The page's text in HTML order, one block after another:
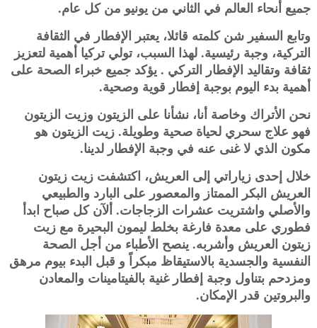
جميع أنحاء العالم في الثاني من يونيو من كل عام. ‏
وتابع السفير شن كلمته قائلا، يعتبر الإفطار في الثقافة
التركية، وجبة رئيسية. لهذا السبب، تولي تركيا أهمية لتعزيز
ثقافة وتقاليد ‏الإفطار التركي‎. ‎‏ يؤكد جميع خبراء الصحة على
أهمية بدء اليوم بوجبة إفطار قوية وصحية‎.‎
نحن الأتراك وخاصة أنا، نشأنا على الزيتون وزيت الزيتون
فهو علاج سحري لحياة صحية وطويلة. زيت الزيتون هو
مكون ‏الذي لا غنى عنه في وجبة الإفطار لدينا.‏
خلال إحدى زياراتي إلى العريش، اكتشفت زيت زيتون
العريش البكر الممتاز والمعصور على البارد والطبيعي
والأصلي ‏واشتريت عشرات الزجاجات. ألآن كل صباح ابدأ
فطوري على معدة فارغة بخلط ليمون البحيرة مع زيت
زيتون العريش ‏وأشربه. ينصح الأطباء من أجل الصحة
النفسية والجسدية بالاستيقاظ مبكراً و قبل البدء بيوم مرهق
ومزدحم بتناول وجبة ‏إفطار غنية بالفيتامينات والمعادن
والبروتين قدر الإمكان. ‏